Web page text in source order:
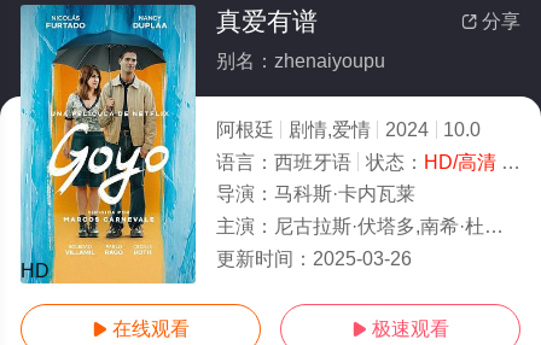
HD
 分享
真爱有谱
别名：zhenaiyoupu
阿根廷 剧情,爱情 2024
10.0
语言： 西班牙语 状态： HD/高清- 免费在线观看
导演： 马科斯·卡内瓦莱
主演： 尼古拉斯·伏塔多,南希·杜普拉,索蕾达·维拉米尔,巴勃罗·拉戈,Diego,Alonso,Pérez,Mayra,Homar,Zeus,Mi
更新时间： 2025-03-26
 在线观看  极速观看